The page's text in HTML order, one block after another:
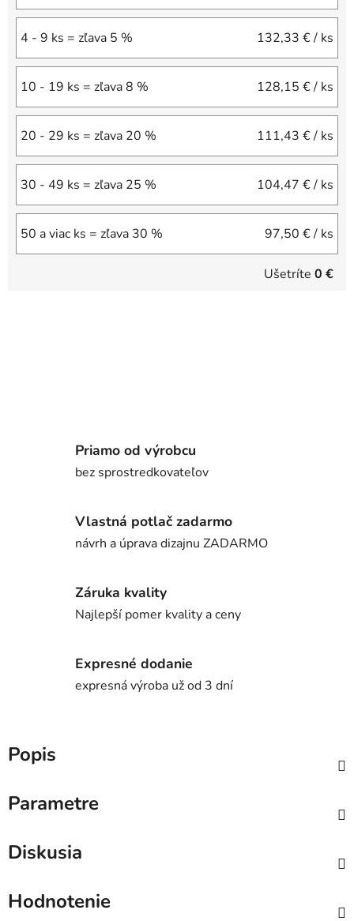
4 - 9 ks = zľava 5 % 132,33 €/ ks
10 - 19 ks = zľava 8 % 128,15 €/ ks
20 - 29 ks = zľava 20 % 111,43 €/ ks
30 - 49 ks = zľava 25 % 104,47 €/ ks
50 a viac ks = zľava 30 % 97,50 €/ ks
Ušetríte 0 €
Priamo od výrobcu
bez sprostredkovateľov
Vlastná potlač zadarmo
návrh a úprava dizajnu ZADARMO
Záruka kvality
Najlepší pomer kvality a ceny
Expresné dodanie
expresná výroba už od 3 dní
Popis
Parametre
Diskusia
Hodnotenie